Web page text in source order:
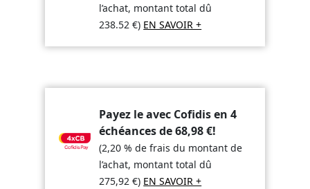
l’achat, montant total dû
238.52€) EN SAVOIR +
Payez le avec Cofidis en 4
échéances de68,98€!
(2,20 % de frais du montant de
l’achat, montant total dû
275,92€) EN SAVOIR +